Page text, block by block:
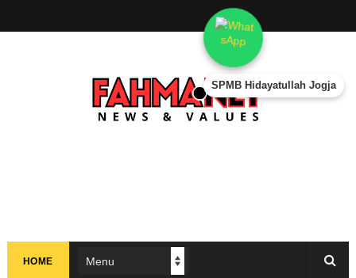
HOME
SPMB Hidayatullah Jogja